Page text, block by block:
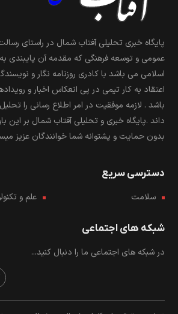
پایگاه خبری تحلیلی آفتاب شمال در راستای
عمومی و توسعه فرهنگی که مقدمه آن پایبندی به
اسلامی می باشد با کادری روزنامه نگار و
اعتقاد به کار تیمی در پی انعکاس اخبار و
باشد . لازمه موفقیت در امر اطلاع رسانی را
داند .پایگاه خبری و تحلیلی آفتاب شمال بر این
بدون حمایت و پشتوانه شما خوانندگان عزیز
دسترسی سریع
سلامت علم و
شبکه های اجتماعی
در شبکه های اجتماعی ما را دنبال کنید...